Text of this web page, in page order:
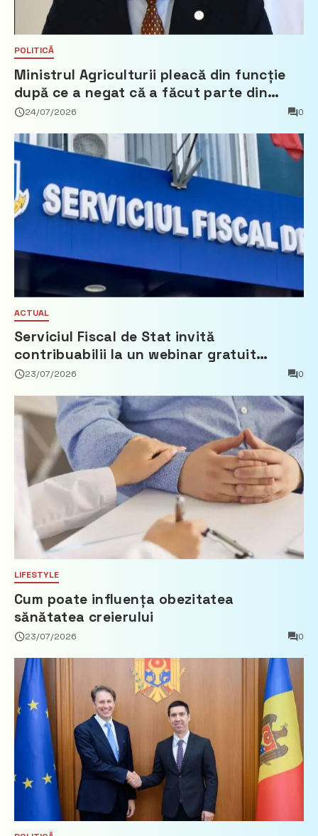
POLITICĂ
Ministrul Agriculturii pleacă din funcție
după ce a negat că a făcut parte din
Partidul Democrat
24/07/2026 0
ACTUAL
Serviciul Fiscal de Stat invită
contribuabilii la un webinar gratuit
privind calculul impozitului pe bunurile
23/07/2026 0
LIFESTYLE
Cum poate influența obezitatea
sănătatea creierului
23/07/2026 0